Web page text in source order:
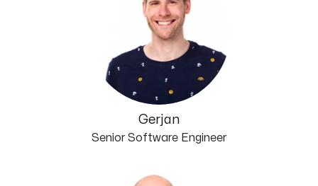
Gerjan
Senior Software Engineer